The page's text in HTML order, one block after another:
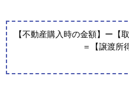
【不動産購入時の金額】ー【
＝【譲渡所得（売